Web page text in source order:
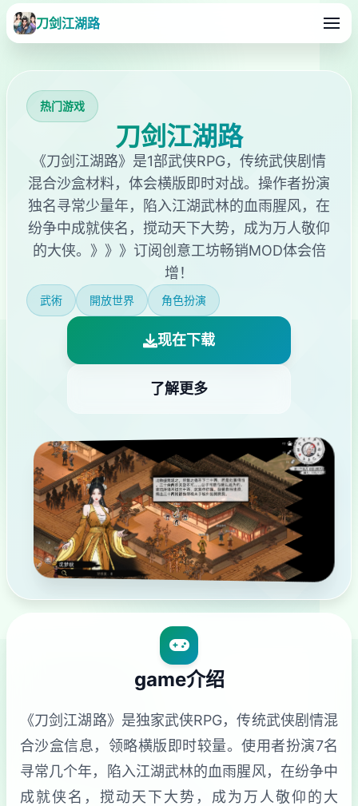
刀剑江湖路
热门游戏
刀剑江湖路
《刀剑江湖路》是1部武侠RPG，传统武侠剧情
混合沙盒材料，体会横版即时对战。操作者扮演
独名寻常少量年，陷入江湖武林的血雨腥风，在
纷争中成就侠名，搅动天下大势，成为万人敬仰
的大侠。》》》订阅创意工坊畅销MOD体会倍
增！
武術 開放世界 角色扮演
现在下载
了解更多
game介绍
《刀剑江湖路》是独家武侠RPG，传统武侠剧情混
合沙盒信息，领略横版即时较量。使用者扮演7名
寻常几个年，陷入江湖武林的血雨腥风，在纷争中
成就侠名，搅动天下大势，成为万人敬仰的大